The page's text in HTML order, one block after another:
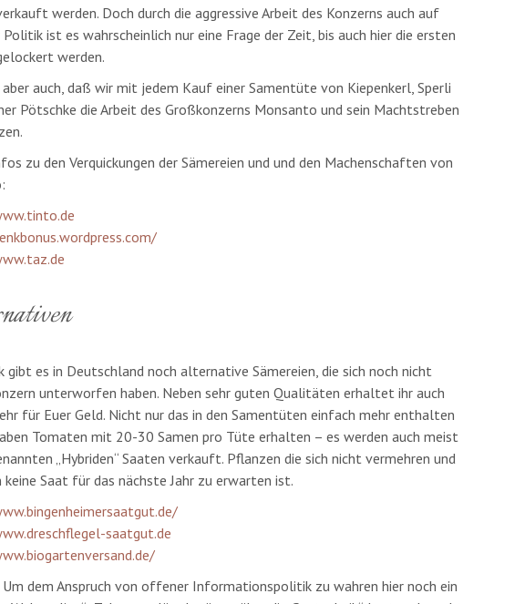
werden. Doch durch die aggressive Arbeit des Konzerns auch auf
ist es wahrscheinlich nur eine Frage der Zeit, bis auch hier die ersten
werden.
auch, daß wir mit jedem Kauf einer Samentüte von Kiepenkerl, Sperli
Pötschke die Arbeit des Großkonzerns Monsanto und sein Machtstreben
zu den Verquickungen der Sämereien und und den Machenschaften von
gibt es in Deutschland noch alternative Sämereien, die sich noch nicht
unterworfen haben. Neben sehr guten Qualitäten erhaltet ihr auch
für Euer Geld. Nicht nur das in den Samentüten einfach mehr enthalten
Tomaten mit 20-30 Samen pro Tüte erhalten – es werden auch meist
„Hybriden“ Saaten verkauft. Pflanzen die sich nicht vermehren und
keine Saat für das nächste Jahr zu erwarten ist.
saatgut.de
Um dem Anspruch von offener Informationspolitik zu wahren hier noch ein